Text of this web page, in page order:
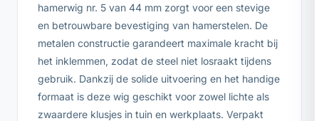
hamerwig nr. 5 van 44 mm zorgt voor een stevige
en betrouwbare bevestiging van hamerstelen. De
metalen constructie garandeert maximale kracht bij
het inklemmen, zodat de steel niet losraakt tijdens
gebruik. Dankzij de solide uitvoering en het handige
formaat is deze wig geschikt voor zowel lichte als
zwaardere klusjes in tuin en werkplaats. Verpakt